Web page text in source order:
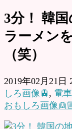
3分！ 韓
ラーメン
（笑）
2019年02月21日
しろ画像🚊 , 電
おもしろ画像